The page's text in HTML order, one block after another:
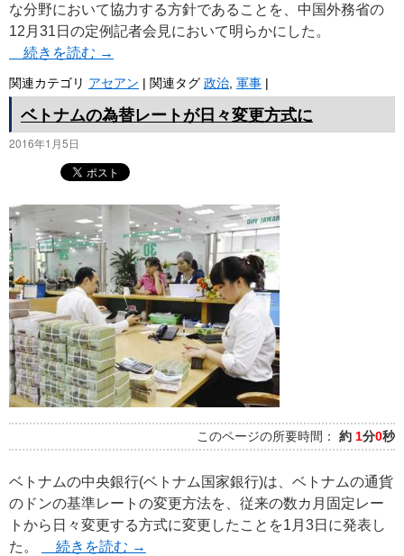
な分野において協力する方針であることを、中国外務省の
12月31日の定例記者会見において明らかにした。
続きを読む →
関連カテゴリ アセアン | 関連タグ 政治 軍事 |
ベトナムの為替レートが日々変更方式に
2016年1月5日
このページの所要時間： 約 1分0秒
ベトナムの中央銀行(ベトナム国家銀行)は、ベトナムの通貨
のドンの基準レートの変更方法を、従来の数カ月固定レー
トから日々変更する方式に変更したことを1月3日に発表し
た。
続きを読む →